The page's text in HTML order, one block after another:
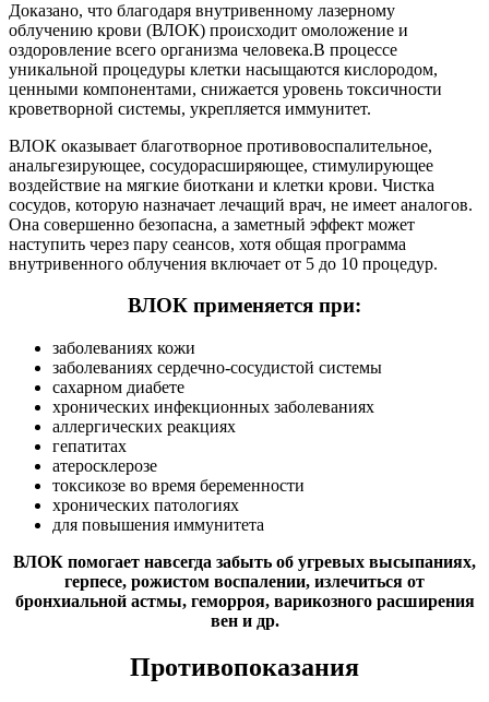
Доказано, что благодаря внутривенному лазерному
облучению крови (ВЛОК) происходит омоложение и
оздоровление всего организма человека.В процессе
уникальной процедуры клетки насыщаются кислородом,
ценными компонентами, снижается уровень токсичности
кроветворной системы, укрепляется иммунитет.
ВЛОК оказывает благотворное противовоспалительное,
анальгезирующее, сосудорасширяющее, стимулирующее
воздействие на мягкие биоткани и клетки крови. Чистка
сосудов, которую назначает лечащий врач, не имеет аналогов.
Она совершенно безопасна, а заметный эффект может
наступить через пару сеансов, хотя общая программа
внутривенного облучения включает от 5 до 10 процедур.
ВЛОК применяется при:
заболеваниях кожи
заболеваниях сердечно-сосудистой системы
сахарном диабете
хронических инфекционных заболеваниях
аллергических реакциях
гепатитах
атеросклерозе
токсикозе во время беременности
хронических патологиях
для повышения иммунитета
ВЛОК помогает навсегда забыть об угревых высыпаниях,
герпесе, рожистом воспалении, излечиться от
бронхиальной астмы, геморроя, варикозного расширения
вен и др.
Противопоказания